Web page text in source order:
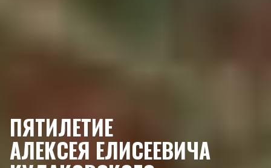
ПЯТИЛЕТИЕ
АЛЕКСЕЯ ЕЛИСЕЕВИЧА